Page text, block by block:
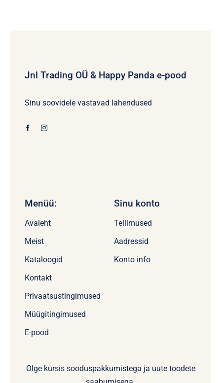
Jnl Trading OÜ & Happy Panda e-pood
Sinu soovidele vastavad lahendused
Menüü:
Avaleht
Meist
Kataloogid
Kontakt
Privaatsustingimused
Müügitingimused
E-pood
Sinu konto
Tellimused
Aadressid
Konto info
Olge kursis sooduspakkumistega ja uute toodete